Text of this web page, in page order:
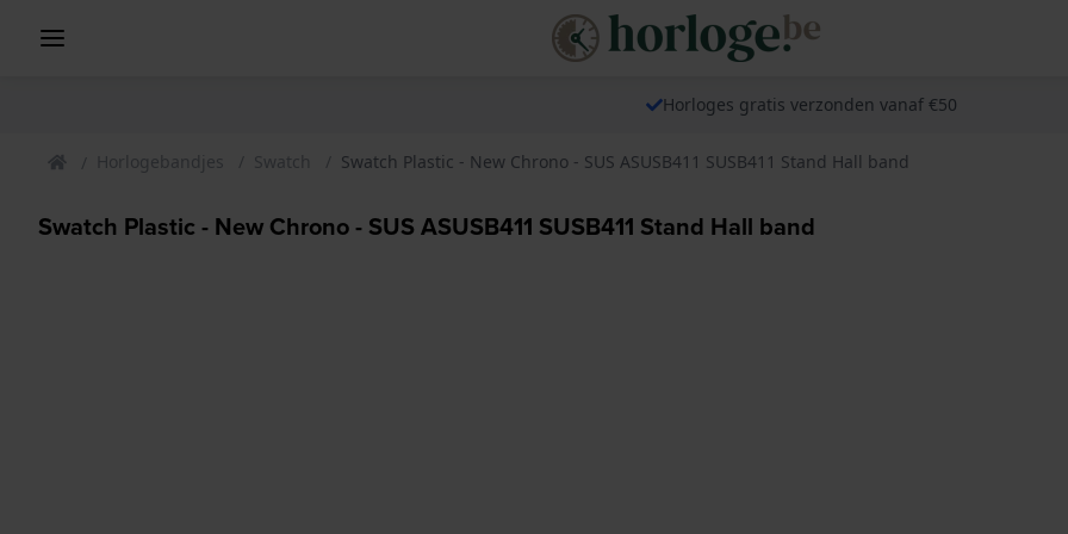
Horloges gratis verzonden vanaf €50
Horlogebandjes Swatch Swatch Plastic - New Chrono - SUS ASUSB411 SUSB411 Stand Hall band
Swatch Plastic - New Chrono - SUS ASUSB411 SUSB411 Stand Hall band